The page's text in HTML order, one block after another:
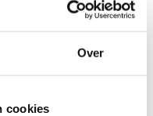
Over
cookies
Incl. btw
Vanafprijs ?
381,-